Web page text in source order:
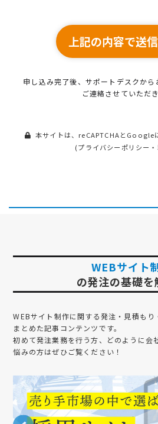
上記の内容で送
申し込み完了後、サポートデスクから
ご連絡させていただき
本サイトは、reCAPTCHAとGoogle
(プライバシーポリシー ・
WEBサイト
の発注の基礎を
WEBサイト制作に関する発注・見積も
まとめた記事コンテンツです。
初めて発注業務を行う方、どのように会
悩みの方はぜひご覧ください！